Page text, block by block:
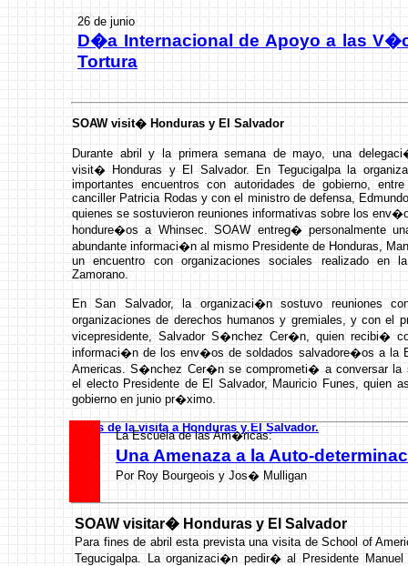
SOAW visitar� Honduras y El Salvador
Para fines de abril esta prevista una visita de School of
Tegucigalpa. La organizaci�n pedir� al Presidente
SOAW visit� Honduras y El Salvador
Durante abril y la primera semana de mayo, una
visit� Honduras y El Salvador. En Tegucigalpa la
importantes encuentros con autoridades de gobierno,
canciller Patricia Rodas y con el ministro de defensa,
quienes se sostuvieron reuniones informativas sobre los
hondure�os a Whinsec. SOAW entreg� personalmente
abundante informaci�n al mismo Presidente de Honduras,
un encuentro con organizaciones sociales realizado en
Zamorano.
En San Salvador, la organizaci�n sostuvo reuniones
organizaciones de derechos humanos y gremiales, y con el
vicepresidente, Salvador S�nchez Cer�n, quien recibi�
informaci�n de los env�os de soldados salvadore�os a la
Americas. S�nchez Cer�n se comprometi� a conversar la
el electo Presidente de El Salvador, Mauricio Funes, quien
gobierno en junio pr�ximo.
Fotos de la visita a Honduras y El Salvador.
La Escuela de las Am�ricas:
Una Amenaza a la Auto-
Por Roy Bourgeois y Jos� Mulligan
26 de junio
D�a Internacional de Apoyo a las
Tortura